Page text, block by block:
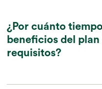
¿Por cuánto
beneficios del
requisitos?